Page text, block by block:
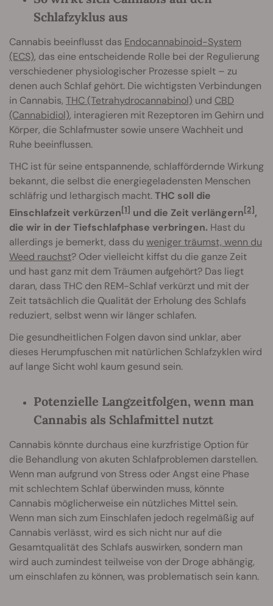
Schlafzyklus aus
Cannabis beeinflusst das Endocannabinoid-System
(ECS), das eine entscheidende Rolle bei der Regulierung
verschiedener physiologischer Prozesse spielt – zu
denen auch Schlaf gehört. Die wichtigsten Verbindungen
in Cannabis, THC (Tetrahydrocannabinol) und CBD
(Cannabidiol), interagieren mit Rezeptoren im Gehirn und
Körper, die Schlafmuster sowie unsere Wachheit und
Ruhe beeinflussen.
THC ist für seine entspannende, schlaffördernde Wirkung
bekannt, die selbst die energiegeladensten Menschen
schläfrig und lethargisch macht.THC soll die
Einschlafzeit verkürzen[1] und die Zeit verlängern[2],
die wir in der Tiefschlafphase verbringen. Hast du
allerdings je bemerkt, dass du weniger träumst, wenn du
Weed rauchst? Oder vielleicht kiffst du die ganze Zeit
und hast ganz mit dem Träumen aufgehört? Das liegt
daran, dass THC den REM-Schlaf verkürzt und mit der
Zeit tatsächlich die Qualität der Erholung des Schlafs
reduziert, selbst wenn wir länger schlafen.
Die gesundheitlichen Folgen davon sind unklar, aber
dieses Herumpfuschen mit natürlichen Schlafzyklen wird
auf lange Sicht wohl kaum gesund sein.
Potenzielle Langzeitfolgen, wenn man
Cannabis als Schlafmittel nutzt
Cannabis könnte durchaus eine kurzfristige Option für
die Behandlung von akuten Schlafproblemen darstellen.
Wenn man aufgrund von Stress oder Angst eine Phase
mit schlechtem Schlaf überwinden muss, könnte
Cannabis möglicherweise ein nützliches Mittel sein.
Wenn man sich zum Einschlafen jedoch regelmäßig auf
Cannabis verlässt, wird es sich nicht nur auf die
Gesamtqualität des Schlafs auswirken, sondern man
wird auch zumindest teilweise von der Droge abhängig,
um einschlafen zu können, was problematisch sein kann.